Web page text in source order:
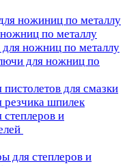
ножиниц по металлу
по металлу
ножниц по металлу
для ножниц по
для смазки
резчика шпилек
и
для степлеров и